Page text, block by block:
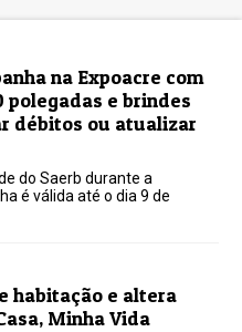
na Expoacre com
polegadas e brindes
débitos ou atualizar
do Saerb durante a
é válida até o dia 9 de
habitação e altera
Minha Vida